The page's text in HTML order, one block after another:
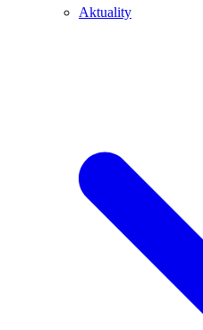
Aktuality